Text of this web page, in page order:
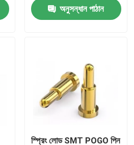
অনুসন্ধান পাঠান
স্প্রিং লোড SMT POGO পিন